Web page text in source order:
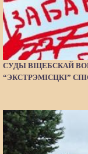
СУДЫ ВІЦЕБСКАЙ
“ЭКСТРЭМІСЦКІ”